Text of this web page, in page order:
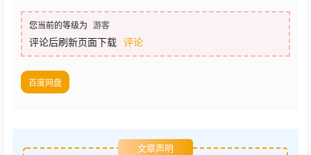
您当前的等级为 游客
评论后刷新页面下载 评论
百度网盘
文章声明